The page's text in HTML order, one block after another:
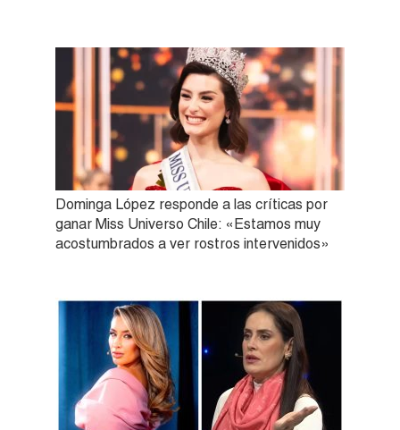
Dominga López responde a las críticas por
ganar Miss Universo Chile: «Estamos muy
acostumbrados a ver rostros intervenidos»